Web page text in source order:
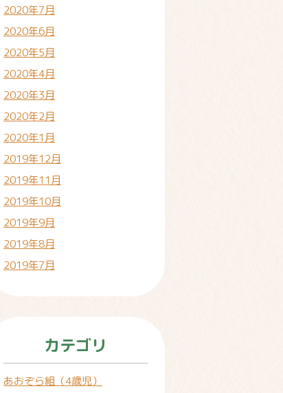
2020年7月
2020年6月
2020年5月
2020年4月
2020年3月
2020年2月
2020年1月
2019年12月
2019年11月
2019年10月
2019年9月
2019年8月
2019年7月
カテゴリ
あおぞら組（4歳児）